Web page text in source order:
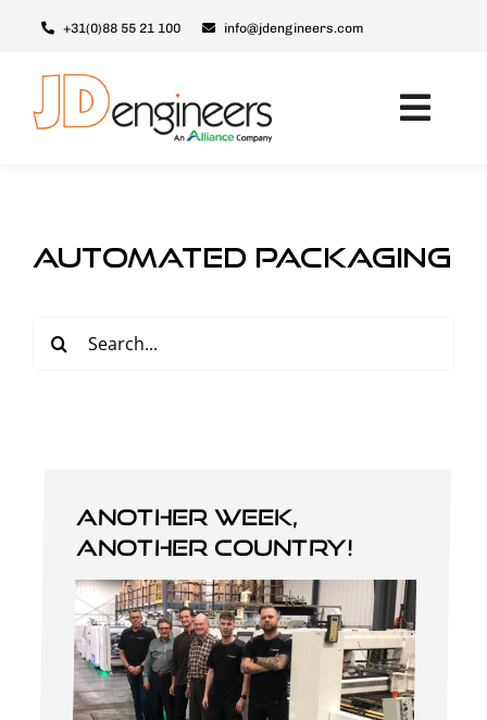
inhoud
+31(0)88 55 21 100 info@jdengineers.com
Upgrades
Over JD
Nederlands
automated packaging
Zoeken
naar:
Another week,
another country!